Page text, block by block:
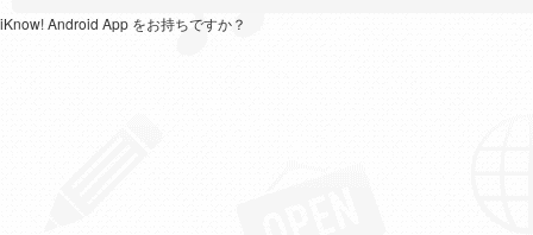
iKnow! Android App をお持ちですか？